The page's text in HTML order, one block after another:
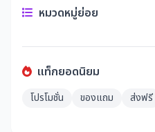
หมวดหมู่ย่อย
แท็กยอดนิยม
โปรโมชั่น ของแถม ส่งฟรี